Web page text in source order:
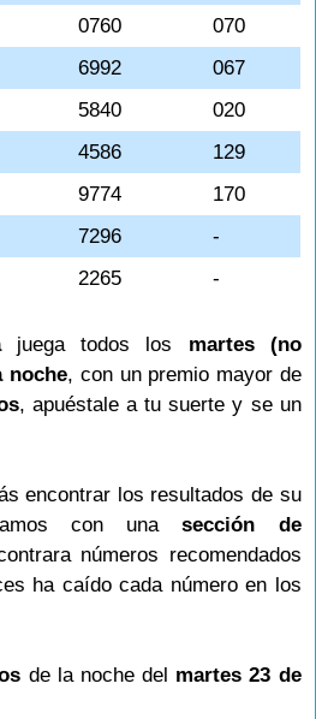
0760
070
6992
067
5840
020
4586
129
9774
170
7296
-
2265 -
juega todos los martes (no
noche, con un premio mayor de
, apuéstale a tu suerte y se un
encontrar los resultados de su
con unasección de
números recomendados
ha caído cada número en los
de la noche del martes 23 de